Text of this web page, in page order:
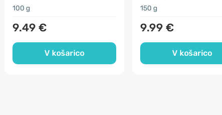
100 g
9.49 €
V košarico
150 g
9.99 €
V košarico